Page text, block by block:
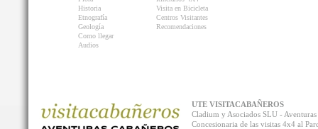
Historia
Etnografía
Geología
Como llegar
Audios
Visita en Bicicleta
Centros Visitantes
Recomendaciones
UTE VISITACABAÑEROS
Cladium y Asociados SLU -
Concesionaria de las visitas 4x4 al